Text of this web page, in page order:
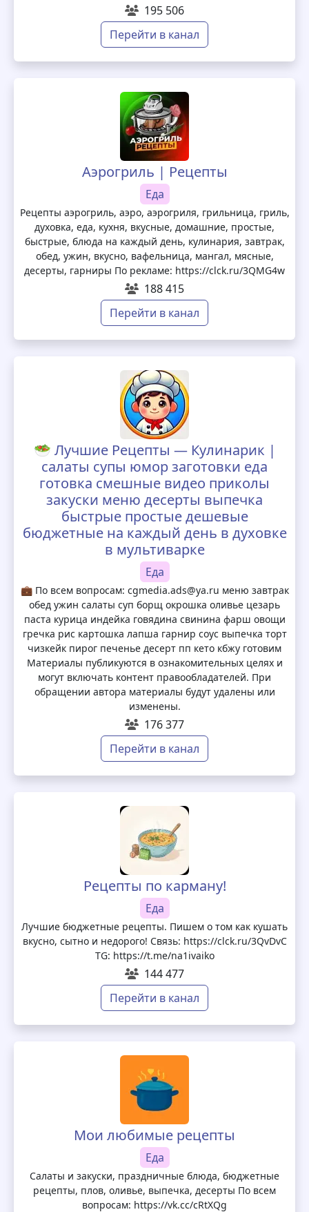
195 506
Перейти в канал
Аэрогриль | Рецепты
Еда
Рецепты аэрогриль, аэро, аэрогриля, грильница, гриль,
духовка, еда, кухня, вкусные, домашние, простые,
быстрые, блюда на каждый день, кулинария, завтрак,
обед, ужин, вкусно, вафельница, мангал, мясные,
десерты, гарниры По рекламе: https://clck.ru/3QMG4w
188 415
Перейти в канал
🥗 Лучшие Рецепты — Кулинарик |
салаты супы юмор заготовки еда
готовка смешные видео приколы
закуски меню десерты выпечка
быстрые простые дешевые
бюджетные на каждый день в духовке
в мультиварке
Еда
💼 По всем вопросам: cgmedia.ads@ya.ru меню завтрак
обед ужин салаты суп борщ окрошка оливье цезарь
паста курица индейка говядина свинина фарш овощи
гречка рис картошка лапша гарнир соус выпечка торт
чизкейк пирог печенье десерт пп кето кбжу готовим
Материалы публикуются в ознакомительных целях и
могут включать контент правообладателей. При
обращении автора материалы будут удалены или
изменены.
176 377
Перейти в канал
Рецепты по карману!
Еда
Лучшие бюджетные рецепты. Пишем о том как кушать
вкусно, сытно и недорого! Связь: https://clck.ru/3QvDvC
TG: https://t.me/na1ivaiko
144 477
Перейти в канал
Мои любимые рецепты
Еда
Салаты и закуски, праздничные блюда, бюджетные
рецепты, плов, оливье, выпечка, десерты По всем
вопросам: https://vk.cc/cRtXQg